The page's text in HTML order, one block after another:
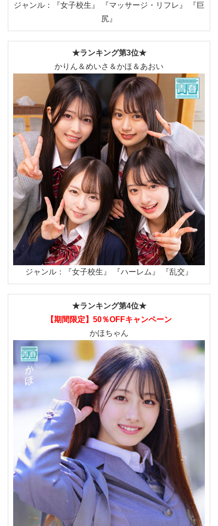
ジャンル：『女子校生』 『マッサージ・リフレ』 『巨
尻』
★ランキング第3位★
かりん＆めいさ＆かほ＆あおい
ジャンル：『女子校生』 『ハーレム』 『乱交』
★ランキング第4位★
【期間限定】50％OFFキャンペーン
かほちゃん